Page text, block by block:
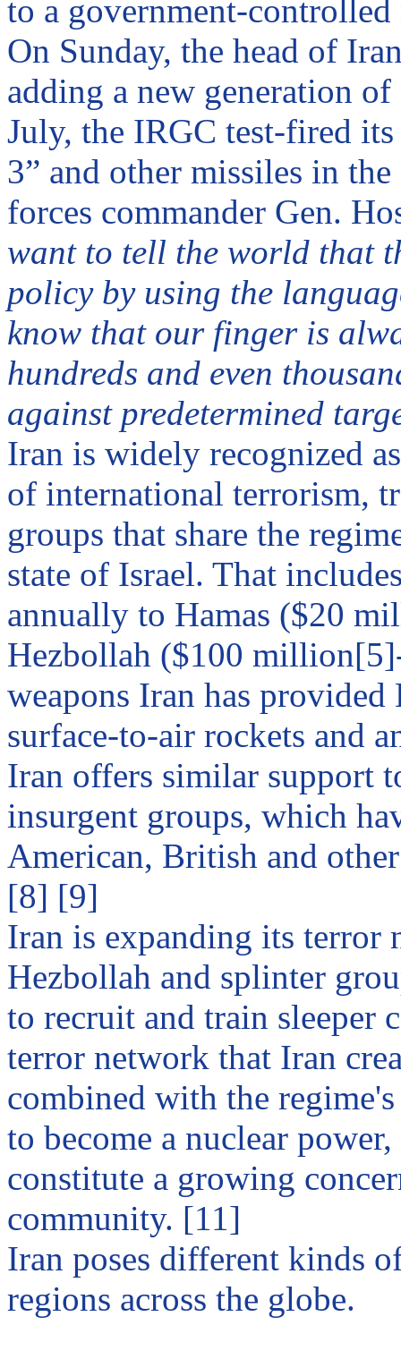
to a government-controlled
On Sunday, the head of
adding a new generation
July, the IRGC test-fired
3” and other missiles in
forces commander Gen.
want to tell the world that
policy by using the
know that our finger is
hundreds and even
against predetermined
Iran is widely recognized
of international terrorism,
groups that share the
state of Israel. That
annually to Hamas ($20
Hezbollah ($100
weapons Iran has
surface-to-air rockets and
Iran offers similar support
insurgent groups, which
American, British and
[8] [9]
Iran is expanding its terror
Hezbollah and splinter
to recruit and train sleeper
terror network that Iran
combined with the
to become a nuclear
constitute a growing
community. [11]
Iran poses different kinds
regions across the globe.